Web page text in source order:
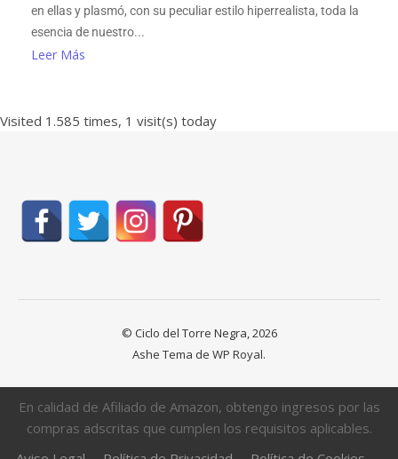
en ellas y plasmó, con su peculiar estilo hiperrealista, toda la
esencia de nuestro...
Leer Más
Visited 1.585 times, 1 visit(s) today
© Ciclo del Torre Negra, 2026
Ashe Tema de WP Royal.
En calidad de Afiliado de Amazon, obtengo ingresos por las
compras adscritas que cumplen los requisitos aplicables.